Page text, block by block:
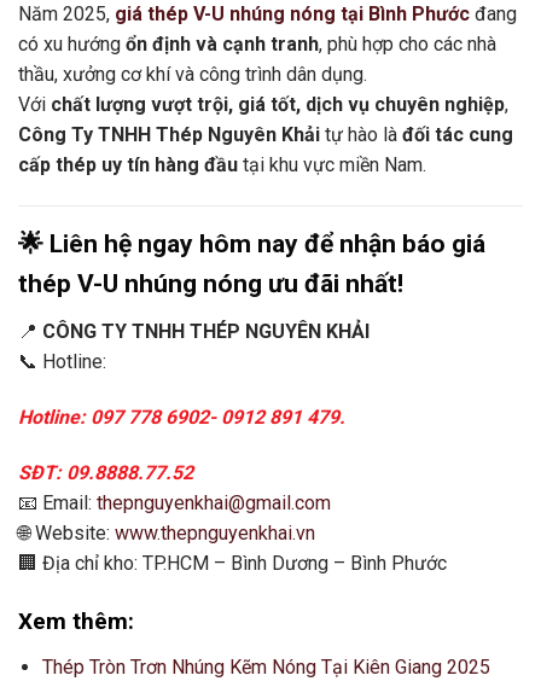
Năm 2025, giá thép V-U nhúng nóng tại Bình Phước đang
có xu hướng ổn định và cạnh tranh, phù hợp cho các nhà
thầu, xưởng cơ khí và công trình dân dụng.
Với chất lượng vượt trội, giá tốt, dịch vụ chuyên nghiệp,
Công Ty TNHH Thép Nguyên Khải tự hào là đối tác cung
cấp thép uy tín hàng đầu tại khu vực miền Nam.
🌟 Liên hệ ngay hôm nay để nhận báo giá
thép V-U nhúng nóng ưu đãi nhất!
📍 CÔNG TY TNHH THÉP NGUYÊN KHẢI
📞 Hotline:
Hotline: 097 778 6902- 0912 891 479.
SĐT: 09.8888.77.52
📧 Email: thepnguyenkhai@gmail.com
🌐 Website: www.thepnguyenkhai.vn
🏢 Địa chỉ kho: TP.HCM – Bình Dương – Bình Phước
Xem thêm:
Thép Tròn Trơn Nhúng Kẽm Nóng Tại Kiên Giang 2025